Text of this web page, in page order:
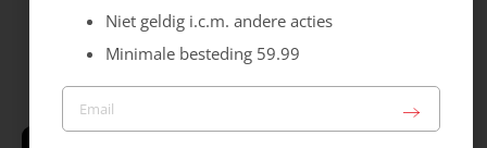
Niet geldig i.c.m. andere acties
Minimale besteding 59.99